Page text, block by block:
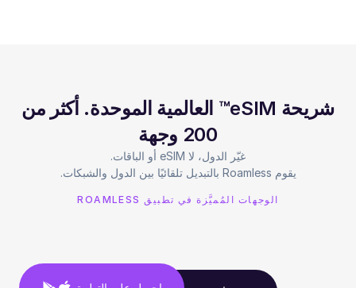
شريحة eSIM™ العالمية الموحدة. أكثر من
200 وجهة
يقوم Roamless بالتبديل تلقائيًا بين الدول والشبكات.
الوجهات المُميَّزة في تطبيق ROAMLESS